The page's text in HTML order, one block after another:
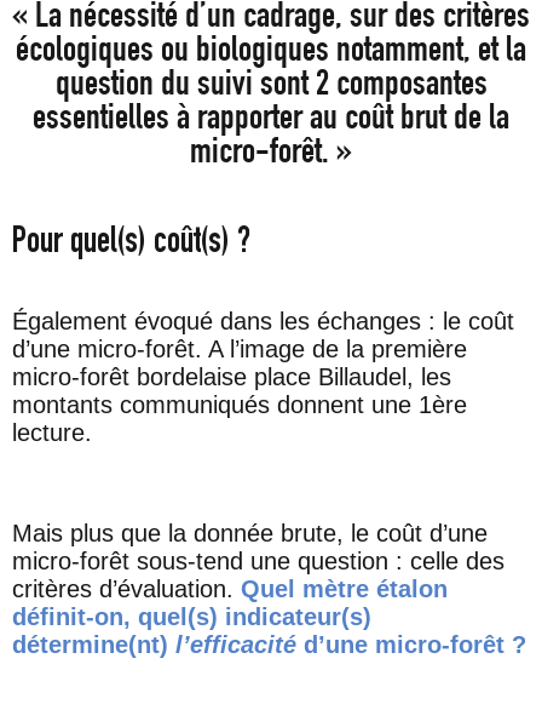
« La nécessité d’un cadrage, sur des critères
écologiques ou biologiques notamment, et la
question du suivi sont 2 composantes
essentielles à rapporter au coût brut de la
micro-forêt. »
Pour quel(s) coût(s) ?
Également évoqué dans les échanges : le coût
d’une micro-forêt. A l’image de la première
micro-forêt bordelaise place Billaudel, les
montants communiqués donnent une 1ère
lecture.
Mais plus que la donnée brute, le coût d’une
micro-forêt sous-tend une question : celle des
critères d’évaluation. Quel mètre étalon
définit-on, quel(s) indicateur(s)
détermine(nt) l’efficacité d’une micro-forêt ?